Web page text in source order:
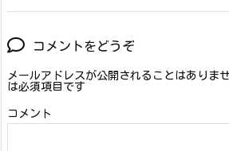
コメントをどうぞ
メールアドレスが公開されることはありませ
は必須項目です
コメント